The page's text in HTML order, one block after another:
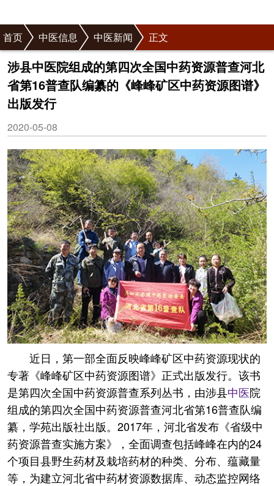
首页 中医信息 中医新闻 正文
涉县中医院组成的第四次全国中药资源普查河北
省第16普查队编纂的《峰峰矿区中药资源图谱》
出版发行
2020-05-08
近日，第一部全面反映峰峰矿区中药资源现状的
专著《峰峰矿区中药资源图谱》正式出版发行。该书
是第四次全国中药资源普查系列丛书，由涉县中医院
组成的第四次全国中药资源普查河北省第16普查队编
纂，学苑出版社出版。2017年，河北省发布《省级中
药资源普查实施方案》，全面调查包括峰峰在内的24
个项目县野生药材及栽培药材的种类、分布、蕴藏量
等，为建立河北省中药材资源数据库、动态监控网络